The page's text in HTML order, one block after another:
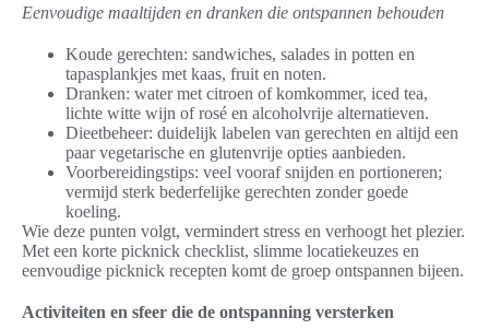
Eenvoudige maaltijden en dranken die ontspannen behouden
Koude gerechten: sandwiches, salades in potten en
tapasplankjes met kaas, fruit en noten.
Dranken: water met citroen of komkommer, iced tea,
lichte witte wijn of rosé en alcoholvrije alternatieven.
Dieetbeheer: duidelijk labelen van gerechten en altijd een
paar vegetarische en glutenvrije opties aanbieden.
Voorbereidingstips: veel vooraf snijden en portioneren;
vermijd sterk bederfelijke gerechten zonder goede
koeling.
Wie deze punten volgt, vermindert stress en verhoogt het plezier.
Met een korte picknick checklist, slimme locatiekeuzes en
eenvoudige picknick recepten komt de groep ontspannen bijeen.
Activiteiten en sfeer die de ontspanning versterken